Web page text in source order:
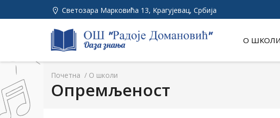
Светозара Марковића 13, Kрагујевац, Србија
О ШКОЛИ
Почетна / О школи
Опремљеност